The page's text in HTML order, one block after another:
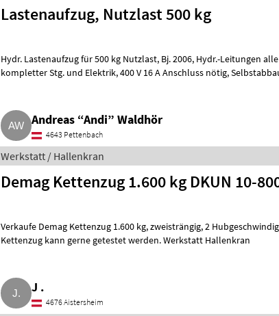
Lastenaufzug, Nutzlast 500 kg
Hydr. Lastenaufzug für 500 kg Nutzlast, Bj. 2006, Hydr.-Leitungen alle dicht, inkl.
kompletter Stg. und Elektrik, 400 V 16 A Anschluss nötig, Selbstabbau ab
Andreas “Andi” Waldhör
4643 Pettenbach
Werkstatt / Hallenkran
Demag Kettenzug 1.600 kg DKUN 10-
Verkaufe Demag Kettenzug 1.600 kg, zweisträngig, 2 Hubgeschwindigkeiten.
Kettenzug kann gerne getestet werden. Werkstatt Hallenkran
J .
4676 Aistersheim